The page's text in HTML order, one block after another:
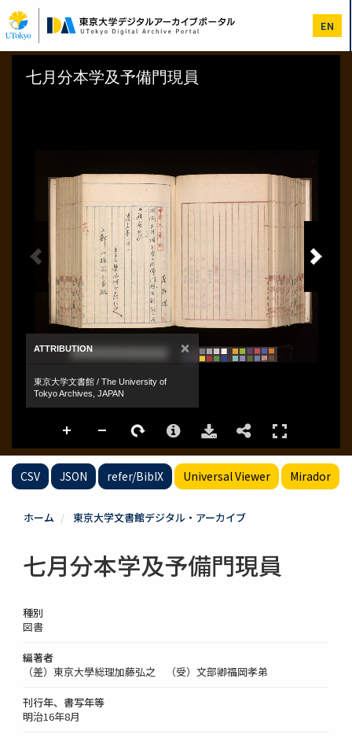
イ
ン
コ
EN
CSV JSON refer/BibIX Universal Viewer Mirador
ホーム 東京大学文書館デジタル・アーカイブ
七月分本学及予備門現員
種別
図書
編著者
（差）東京大學総理加藤弘之 （受）文部卿福岡孝弟
刊行年、書写年等
明治16年8月